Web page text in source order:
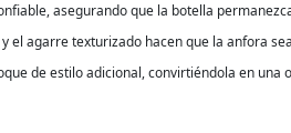
asegurando que la botella
el agarre texturizado hacen que la anfora
de estilo adicional, convirtiéndola en